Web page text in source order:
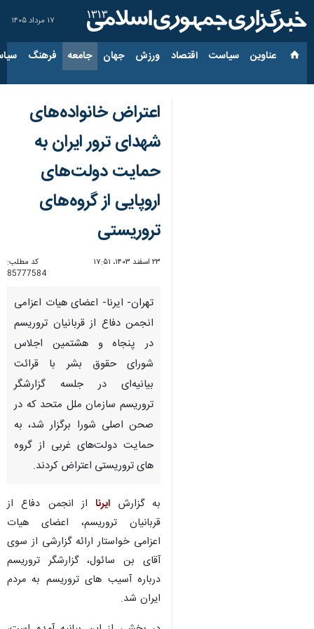
۱۷ مرداد ۱۴۰۵
عناوین‌ سیاست اقتصاد ورزش جهان جامعه فرهنگ
اعتراض خانواده‌های
شهدای ترور ایران به
حمایت دولت‌های
اروپایی از گروه‌های
تروریستی
۲۳ اسفند ۱۴۰۳، ۱۷:۵۱
کد مطلب:
85777584
تهران- ایرنا- اعضای هیات اعزامی
انجمن دفاع از قربانیان تروریسم
در پنجاه و هشتمین اجلاس
شورای حقوق بشر با قرائت
بیانیه‌ای در جلسه گزارشگر
تروریسم سازمان ملل متحد که در
صحن اصلی شورا برگزار شد، به
حمایت دولت‌های غربی از گروه
های تروریستی اعتراض کردند.
به گزارش ایرنااز انجمن دفاع از
قربانیان تروریسم، اعضای هیات
اعزامی خواستار ارائه گزارشی از سوی
آقای بن سائول، گزارشگر تروریسم
درباره آسیب های تروریسم به مردم
ایران شد.